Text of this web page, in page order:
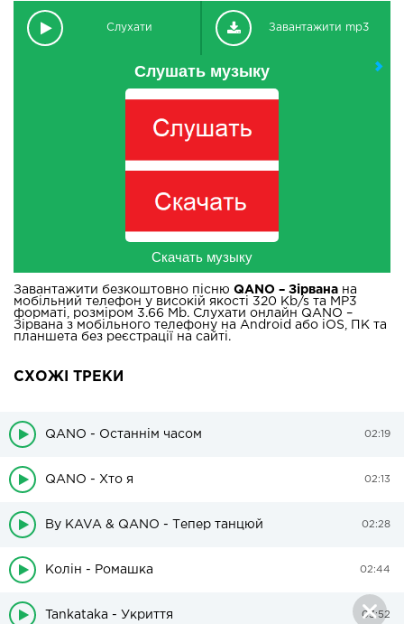
Слухати Завантажити mp3
Слушать музыку
Скачать музыку
Завантажити безкоштовно пісню QANO – Зірвана на
мобільний телефон у високій якості 320 Kb/s та MP3
форматі, розміром 3.66 Mb. Слухати онлайн QANO –
Зірвана з мобільного телефону на Android або iOS, ПК та
планшета без реєстрації на сайті.
СХОЖІ ТРЕКИ
QANO - Останнім часом 02:19
QANO - Хто я 02:13
By KAVA & QANO - Тепер танцюй 02:28
Колін - Ромашка 02:44
Tankataka - Укриття 03:52